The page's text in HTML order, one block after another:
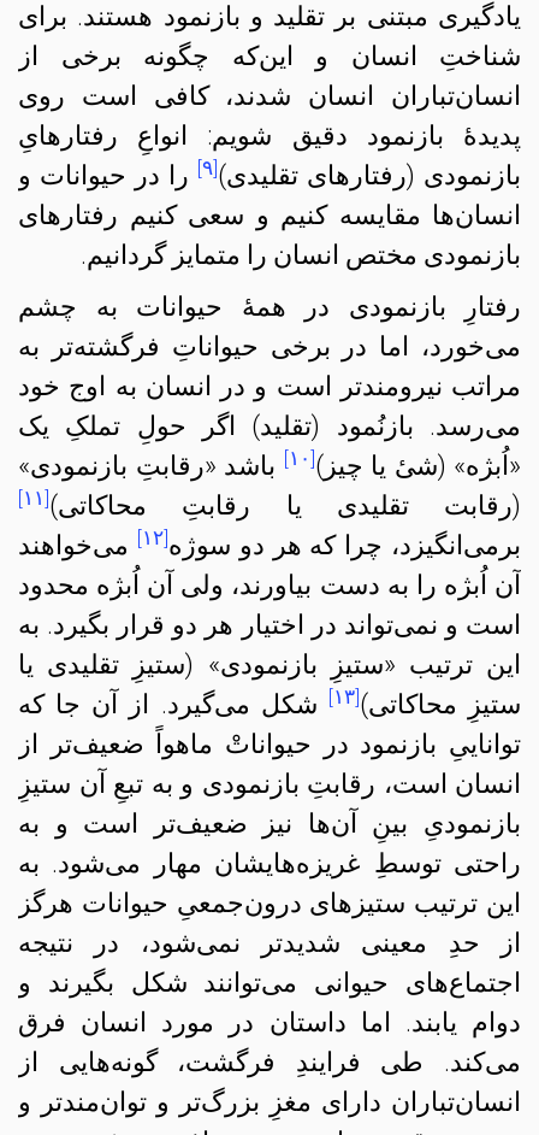
یادگیری مبتنی بر تقلید و بازنمود هستند. برای
شناختِ انسان و این‌که چگونه برخی از
انسان‌تباران انسان شدند، کافی است روی
پدیدهٔ بازنمود دقیق شویم: انواعِ رفتارهایِ
بازنمودی (رفتارهای تقلیدی)[۹] را در حیوانات و
انسان‌ها مقایسه کنیم و سعی کنیم رفتارهای
بازنمودی مختص انسان را متمایز گردانیم.
رفتارِ بازنمودی در همهٔ حیوانات به چشم
می‌خورد، اما در برخی حیواناتِ فرگشته‌تر به
مراتب نیرومندتر است و در انسان به اوج خود
می‌رسد. بازنُمود (تقلید) اگر حولِ تملکِ یک
«اُبژه» (شیٔ یا چیز)[۱۰] باشد «رقابتِ بازنمودی»
(رقابت تقلیدی یا رقابتِ محاکاتی)[۱۱]
برمی‌انگیزد،‌ چرا که هر دو سوژه[۱۲] می‌خواهند
آن اُبژه را به دست بیاورند، ولی آن اُبژه محدود
است و نمی‌تواند در اختیار هر دو قرار بگیرد. به
این ترتیب «ستیزِ بازنمودی» (ستیزِ تقلیدی یا
ستیزِ محاکاتی)[۱۳]
شکل می‌گیرد. از آن جا که
تواناییِ بازنمود در حیواناتْ ماهواً ضعیف‌تر از
انسان است، رقابتِ بازنمودی و به تبعِ آن ستیزِ
بازنمودیِ بینِ آن‌ها نیز ضعیف‌‌تر است و به
راحتی توسطِ غریزه‌هایشان مهار می‌شود. به
این ترتیب ستیزهای درون‌جمعیِ حیوانات هرگز
از حدِ معینی شدیدتر نمی‌شود، در نتیجه
اجتماع‌های حیوانی می‌توانند شکل بگیرند و
دوام یابند. اما داستان در مورد انسان فرق
می‌کند. طی فرایندِ فرگشت، گونه‌هایی از
انسان‌تباران دارای مغزِ بزرگ‌تر و توان‌مندتر و